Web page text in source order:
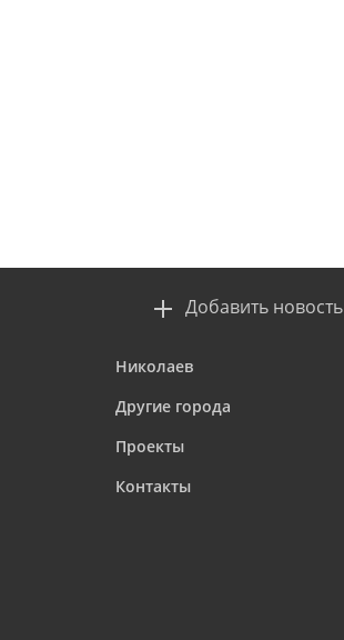
Добавить новость
Николаев
Другие города
Проекты
Контакты